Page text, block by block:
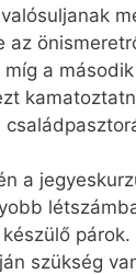
az
a
a
párok.
szükség